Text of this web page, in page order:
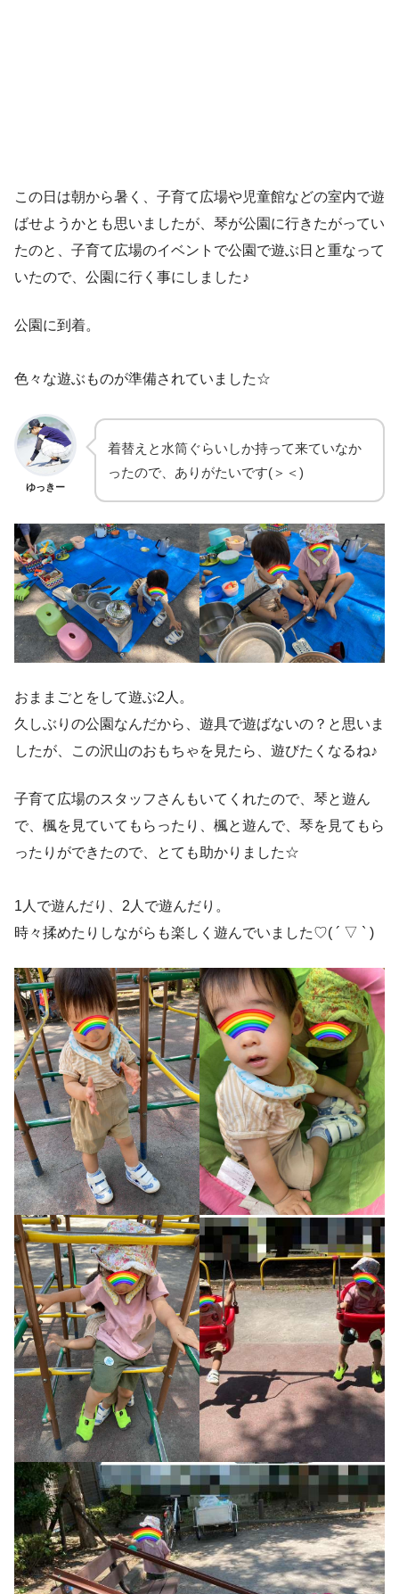
この日は朝から暑く、子育て広場や児童館などの室内で遊
ばせようかとも思いましたが、琴が公園に行きたがってい
たのと、子育て広場のイベントで公園で遊ぶ日と重なって
いたので、公園に行く事にしました♪
公園に到着。
色々な遊ぶものが準備されていました☆
ゆっきー
着替えと水筒ぐらいしか持って来ていなか
ったので、ありがたいです(＞＜)
おままごとをして遊ぶ2人。
久しぶりの公園なんだから、遊具で遊ばないの？と思いま
したが、この沢山のおもちゃを見たら、遊びたくなるね♪
子育て広場のスタッフさんもいてくれたので、琴と遊ん
で、楓を見ていてもらったり、楓と遊んで、琴を見てもら
ったりができたので、とても助かりました☆
1人で遊んだり、2人で遊んだり。
時々揉めたりしながらも楽しく遊んでいました♡( ´ ▽ ` )